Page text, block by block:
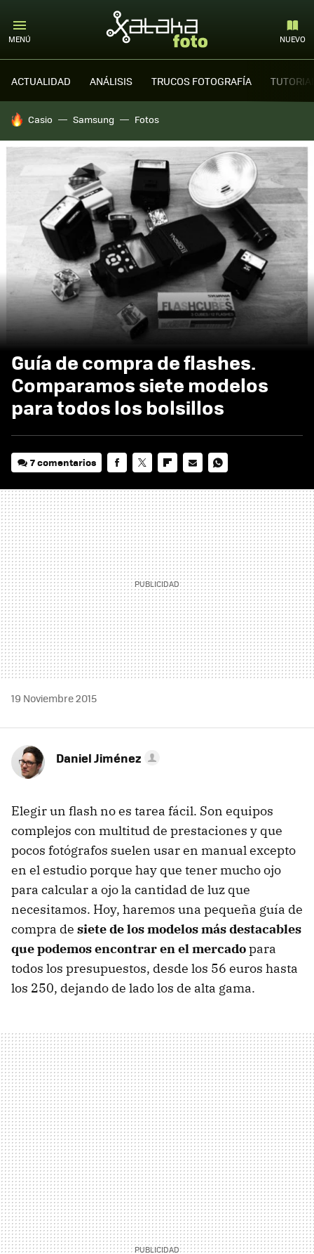
MENÚ NUEVO
ACTUALIDAD ANÁLISIS TRUCOS FOTOGRAFÍA
HOY SE HABLA DE
Casio Samsung Fotos
Guía de compra de flashes.
Comparamos siete modelos
para todos los bolsillos
7 comentarios
MAIL
19 Noviembre 2015
Daniel Jiménez
Elegir un flash no es tarea fácil. Son equipos
complejos con multitud de prestaciones y que
pocos fotógrafos suelen usar en manual excepto
en el estudio porque hay que tener mucho ojo
para calcular a ojo la cantidad de luz que
necesitamos. Hoy, haremos una pequeña guía de
compra de siete de los modelos más destacables
que podemos encontrar en el mercadopara
todos los presupuestos, desde los 56 euros hasta
los 250, dejando de lado los de alta gama.